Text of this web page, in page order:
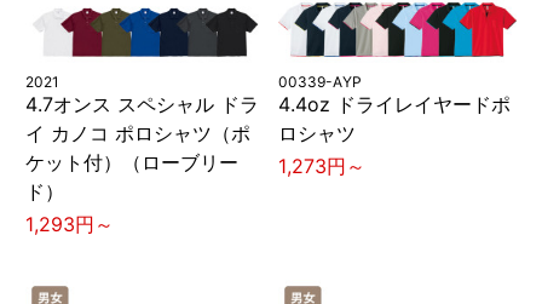
2021
4.7オンス スペシャル ドラ
イ カノコ ポロシャツ（ポ
ケット付）（ローブリー
ド）
1,293円～
00339-AYP
4.4oz ドライレイヤードポ
ロシャツ
1,273円～